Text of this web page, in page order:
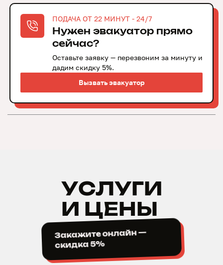
ПОДАЧА ОТ 22 МИНУТ - 24/7
Нужен эвакуатор прямо
сейчас?
Оставьте заявку — перезвоним за минуту и
дадим скидку 5%.
Вызвать эвакуатор
УСЛУГИ
И ЦЕНЫ
Закажите онлайн —
скидка 5%